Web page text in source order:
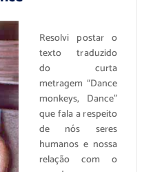
Resolvi postar o
texto traduzido
do curta
metragem “Dance
monkeys, Dance”
que fala a respeito
de nós seres
humanos e nossa
relação com o